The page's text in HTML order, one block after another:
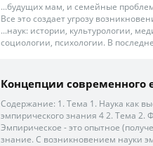
...будущих мам, и семейные
Все это создает угрозу
...наук: истории, культурологии,
социологии, психологии. В
Концепции современного
Содержание: 1. Тема 1. Наука как
эмпирического знания 4 2. Тема 2.
Эмпирическое - это опытное
знание. С возникновением науки